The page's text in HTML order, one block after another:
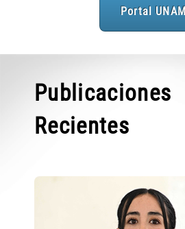
Portal UNAM
Publicaciones
Recientes